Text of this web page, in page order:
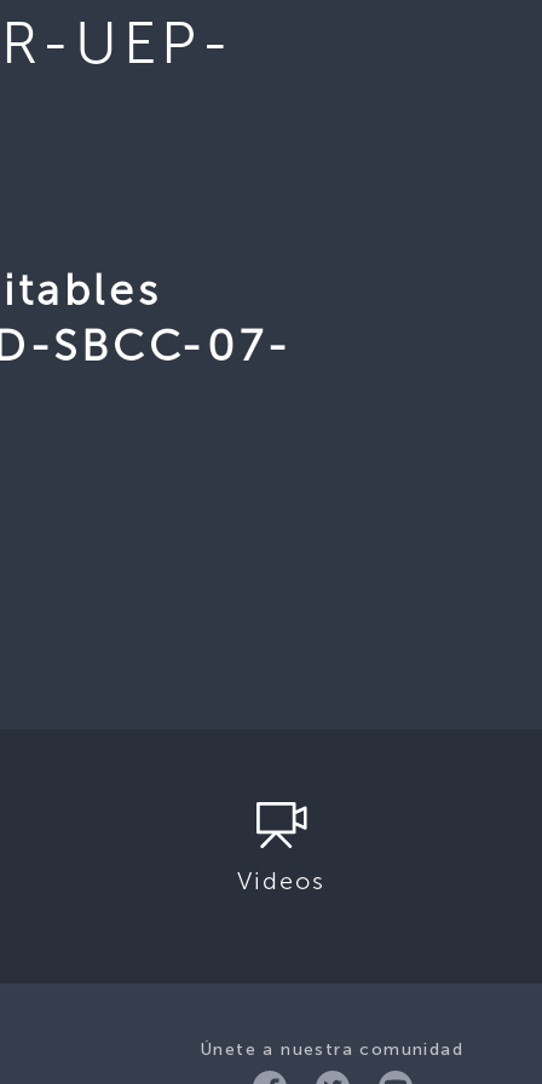
UEP-
SBCC-07-
Videos
Únete a nuestra comunidad